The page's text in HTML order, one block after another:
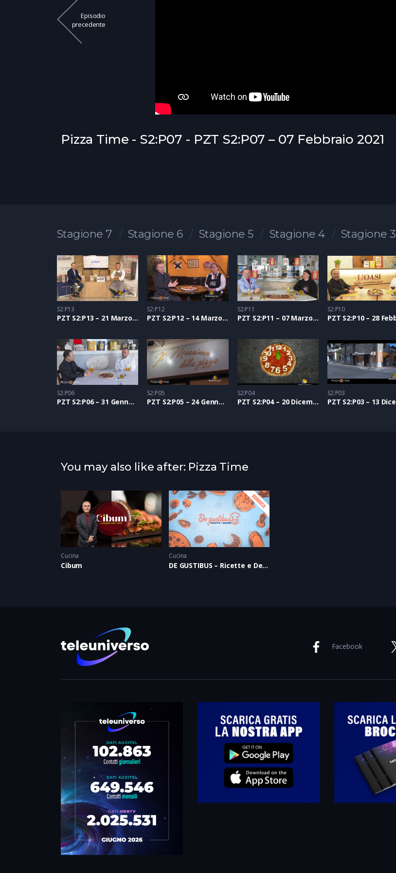
Episodio
precedente
Pizza Time - S2:P07 - PZT S2:P07 – 07 Febbraio 2021
Stagione 7 Stagione 6 Stagione 5 Stagione 4 Stagione 3
S2:P13
PZT S2:P13 – 21 Marzo 2021
S2:P12
PZT S2:P12 – 14 Marzo 2021
S2:P11
PZT S2:P11 – 07 Marzo 2021
S2:P10
S2:P06
PZT S2:P06 – 31 Gennaio 2021
S2:P05
PZT S2:P05 – 24 Gennaio 2021
S2:P04
PZT S2:P04 – 20 Dicembre 2020
S2:P03
You may also like after: Pizza Time
Cucina
Cibum
Cucina
DE GUSTIBUS – Ricette e Delizie
Facebook